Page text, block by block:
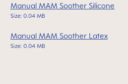
Manual MAM Soother Silicone
Size: 0.04 MB
Manual MAM Soother Latex
Size: 0.04 MB